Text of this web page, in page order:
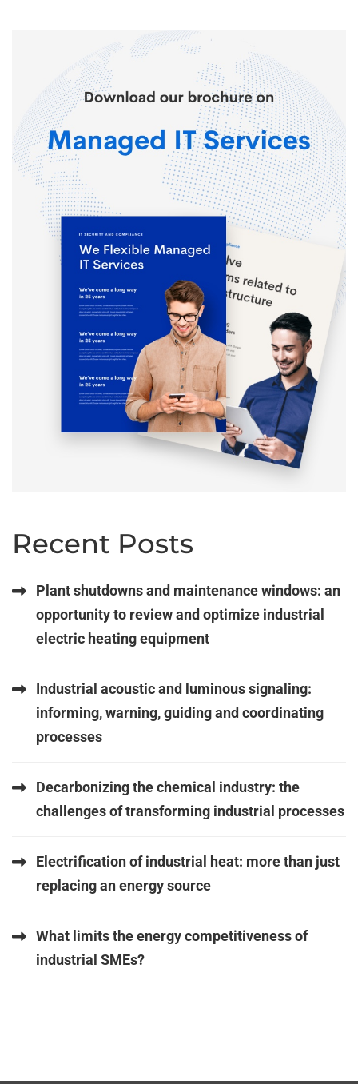
Recent Posts
Plant shutdowns and maintenance windows: an
opportunity to review and optimize industrial
electric heating equipment
Industrial acoustic and luminous signaling:
informing, warning, guiding and coordinating
processes
Decarbonizing the chemical industry: the
challenges of transforming industrial processes
Electrification of industrial heat: more than just
replacing an energy source
What limits the energy competitiveness of
industrial SMEs?